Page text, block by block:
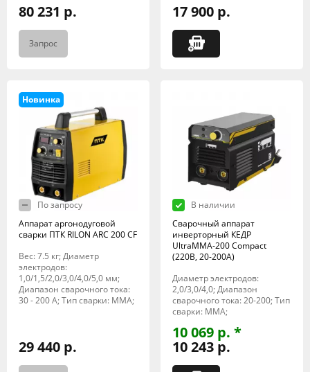
80 231 р.
Запрос
17 900 р.
Новинка
По запросу
Аппарат аргонодуговой
сварки ПТК RILON ARC 200 CF
Вес: 7.5 кг; Диаметр
электродов:
1,0/1,5/2,0/3,0/4,0/5,0 мм;
Диапазон сварочного тока:
30 - 200 А; Тип сварки: MMA;
29 440 р.
В наличии
Сварочный аппарат
инверторный КЕДР
UltraMMA-200 Compact
(220В, 20-200А)
Диаметр электродов:
2,0/3,0/4,0; Диапазон
сварочного тока: 20-200; Тип
сварки: MMA;
10 069 р. *
10 243 р.